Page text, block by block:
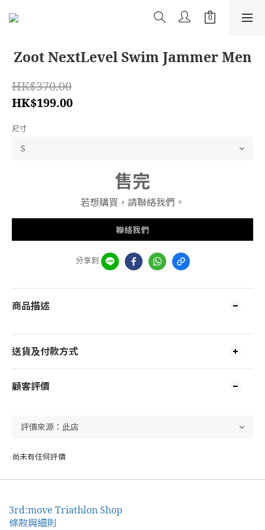
Zoot NextLevel Swim Jammer Men
HK$370.00
HK$199.00
尺寸
售完
若想購買，請聯絡我們。
聯絡我們
分享到
商品描述
送貨及付款方式
顧客評價
尚未有任何評價
3rd:move Triathlon Shop
條款與細則